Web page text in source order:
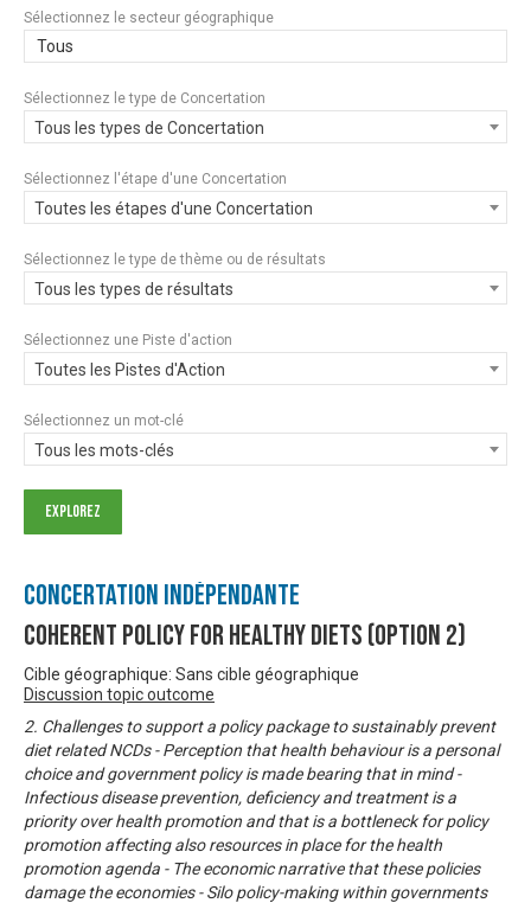
Sélectionnez le secteur géographique
Tous
Sélectionnez le type de Concertation
Tous les types de Concertation
Sélectionnez l'étape d'une Concertation
Toutes les étapes d'une Concertation
Sélectionnez le type de thème ou de résultats
Tous les types de résultats
Sélectionnez une Piste d'action
Toutes les Pistes d'Action
Sélectionnez un mot-clé
Tous les mots-clés
Concertation Indépendante
Coherent Policy for Healthy Diets (Option 2)
Cible géographique: Sans cible géographique
Discussion topic outcome
2. Challenges to support a policy package to sustainably prevent
diet related NCDs - Perception that health behaviour is a personal
choice and government policy is made bearing that in mind -
Infectious disease prevention, deficiency and treatment is a
priority over health promotion and that is a bottleneck for policy
promotion affecting also resources in place for the health
promotion agenda - The economic narrative that these policies
damage the economies - Silo policy-making within governments